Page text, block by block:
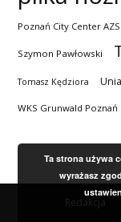
Poznań City Center AZS
Szymon Pawłowski
Tomasz Kędziora
WKS Grunwald Poznań
Redakcja
Ta strona używa
wyrażasz